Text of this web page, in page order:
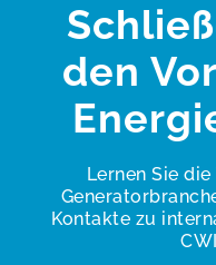
den
Lernen Sie
Kontakte zu